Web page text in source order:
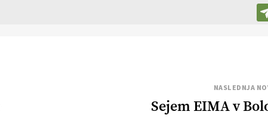
NASLEDNJA
Sejem EIMA v